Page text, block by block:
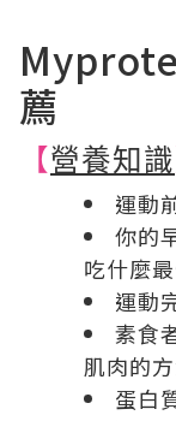
薦
【營養知識
運動
你的
吃什麼
運動
素食
肌肉的
蛋白